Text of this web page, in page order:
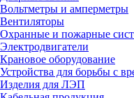
Вольтметры и амперметры
Вентиляторы
Охранные и пожарные
Электродвигатели
Крановое оборудование
Устройства для борьбы с
Изделия для ЛЭП